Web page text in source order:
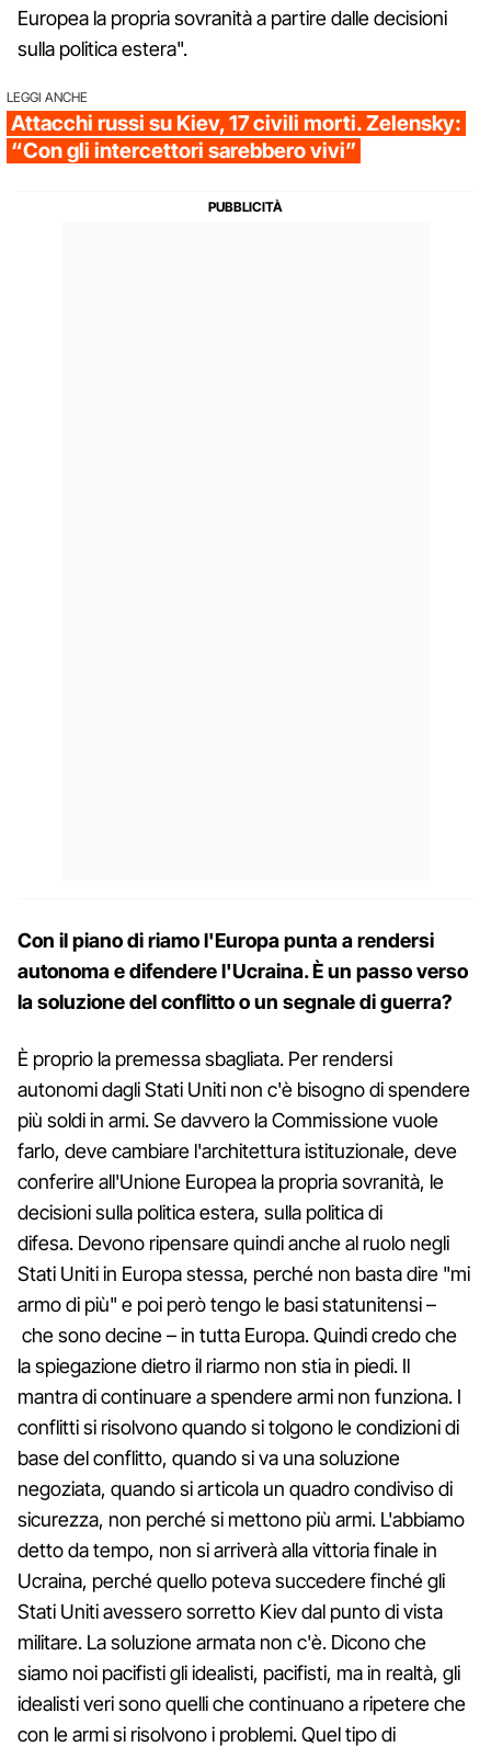
Europea la propria sovranità a partire dalle decisioni
sulla politica estera".
LEGGI ANCHE
Attacchi russi su Kiev, 17 civili morti. Zelensky:
“Con gli intercettori sarebbero vivi”
Con il piano di riamo l'Europa punta a rendersi
autonoma e difendere l'Ucraina. È un passo verso
la soluzione del conflitto o un segnale di guerra?
È proprio la premessa sbagliata. Per rendersi
autonomi dagli Stati Uniti non c'è bisogno di spendere
più soldi in armi. Se davvero la Commissione vuole
farlo, deve cambiare l'architettura istituzionale, deve
conferire all'Unione Europea la propria sovranità, le
decisioni sulla politica estera, sulla politica di
difesa. Devono ripensare quindi anche al ruolo negli
Stati Uniti in Europa stessa, perché non basta dire "mi
armo di più" e poi però tengo le basi statunitensi –
che sono decine – in tutta Europa. Quindi credo che
la spiegazione dietro il riarmo non stia in piedi. Il
mantra di continuare a spendere armi non funziona. I
conflitti si risolvono quando si tolgono le condizioni di
base del conflitto, quando si va una soluzione
negoziata, quando si articola un quadro condiviso di
sicurezza, non perché si mettono più armi. L'abbiamo
detto da tempo, non si arriverà alla vittoria finale in
Ucraina, perché quello poteva succedere finché gli
Stati Uniti avessero sorretto Kiev dal punto di vista
militare. La soluzione armata non c'è. Dicono che
siamo noi pacifisti gli idealisti, pacifisti, ma in realtà, gli
idealisti veri sono quelli che continuano a ripetere che
con le armi si risolvono i problemi. Quel tipo di